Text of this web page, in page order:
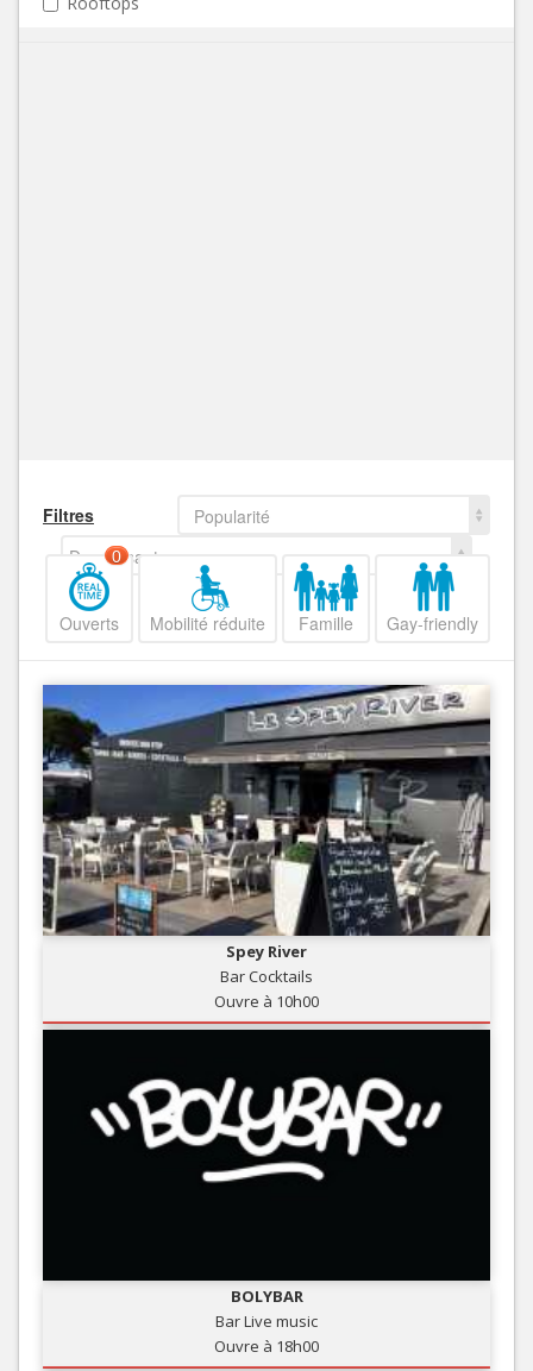
Filtres
Popularité
Decroissant
Ouverts
0
Mobilité réduite Famille Gay-friendly
Spey River
Bar Cocktails
Ouvre à 10h00
BOLYBAR
Bar Live music
Ouvre à 18h00